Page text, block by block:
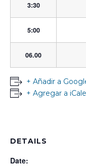
3:30
5:00
06.00
+ Añadir a
+ Agregar a
DETAILS
Date: